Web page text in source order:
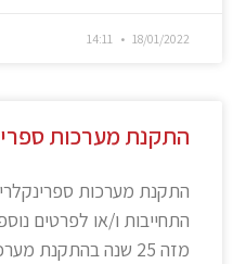
18/01/2022
התקנת מערכות
התקנת מערכות
התחייבות ו/או לפרטים
מזה 25 שנה בהתקנת